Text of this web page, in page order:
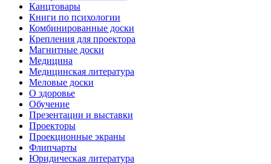
Канцтовары
Книги по психологии
Комбинированные доски
Крепления для проектора
Магнитные доски
Медицина
Медицинская литература
Меловые доски
О здоровье
Обучение
Презентации и выставки
Проекторы
Проекционные экраны
Флипчарты
Юридическая литература